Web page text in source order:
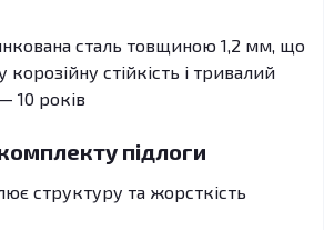
сталь товщиною 1,2 мм, що
корозійну стійкість і тривалий
10 років
підлоги
структуру та жорсткість